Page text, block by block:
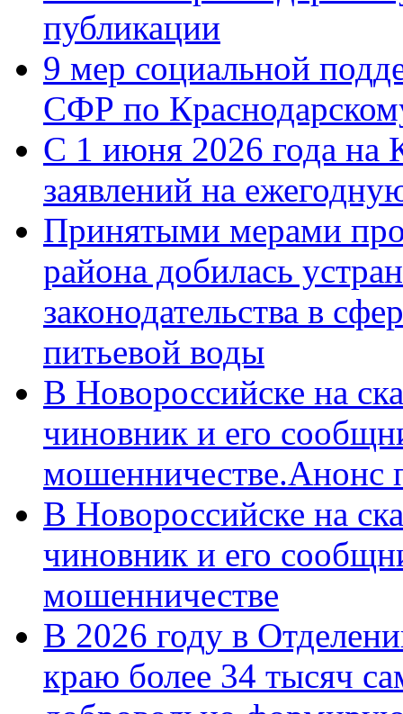
публикации
9 мер социальной
СФР по
С 1 июня 2026 года на
заявлений на
Принятыми мерами
района добилась
законодательства в
питьевой воды
В Новороссийске на
чиновник и его
мошенничестве.Анонс
В Новороссийске на
чиновник и его
мошенничестве
В 2026 году в
краю более 34 тысяч